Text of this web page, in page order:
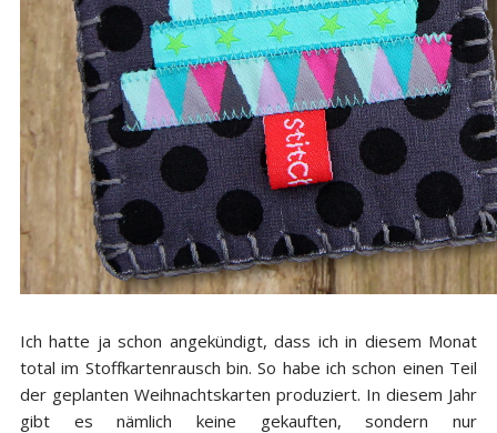
Ich hatte ja schon angekündigt, dass ich in diesem Monat
total im Stoffkartenrausch bin. So habe ich schon einen Teil
der geplanten Weihnachtskarten produziert. In diesem Jahr
gibt es nämlich keine gekauften, sondern nur